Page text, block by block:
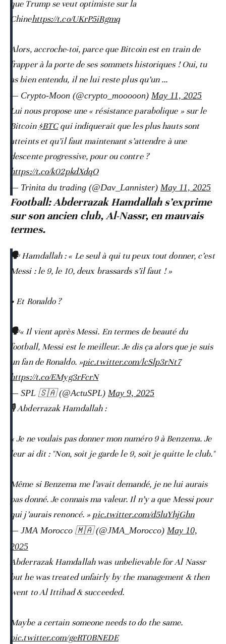
que Trump se veut optimiste sur la
Chinehttps://t.co/UKrP5iRgmq
Alors, accroche-toi, parce que Bitcoin est en train de
frapper à la porte de ses sommets historiques ! Oui, tu
as bien entendu, il ne lui reste plus qu’un …
— Crypto-Moon (@crypto_mooooon) May 11, 2025
Lui nous propose une « résistance parabolique » sur le
Bitcoin $BTCqui indiquerait que les plus hauts sont
atteints et qu’il faut maintenant s’attendre à une
descente progressive, pour ou contre ?
https://t.co/k02pkdXdqO
— Trinita du trading (@Dav_Lannister) May 11, 2025
Football: Abderrazak Hamdallah s’exprime
sur son ancien club, Al-Nassr, en mauvais
termes.
🗣️ Hamdallah : « Le seul à qui tu peux tout donner, c’est
Messi : le 9, le 10, deux brassards s’il faut ! »
• Et Ronaldo ?
🗣️« Il vient après Messi. En termes de beauté du
football, Messi est le meilleur. Je dis ça alors que je suis
un fan de Ronaldo. »pic.twitter.com/lcSlp3rNt7
https://t.co/EMyg3rFcrN
— SPL 🇸🇦 (@ActuSPL) May 9, 2025
🎙️ Abderrazak Hamdallah :
« Je ne voulais pas donner mon numéro 9 à Benzema. Je
leur ai dit : "Non, soit je garde le 9, soit je quitte le club."
Même si Benzema me l’avait demandé, je ne lui aurais
pas donné. Je connais ma valeur. Il n’y a que Messi pour
qui j’aurais renoncé. » pic.twitter.com/d5luYhjGhn
— JMA Morocco 🇲🇦 (@JMA_Morocco) May 10,
2025
Abderrazak Hamdallah was unbelievable for Al Nassr
but he was treated unfairly by the management & then
went to Al Ittihad & succeeded.
Maybe a certain someone needs to do the same.
pic.twitter.com/geRT0BNEDE